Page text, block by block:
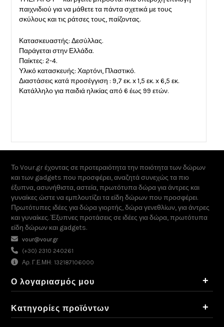
παιχνιδιού για να μάθετε τα πάντα σχετικά με τους
σκύλους και τις ράτσες τους, παίζοντας.
Κατασκευαστής: Δεσύλλας.
Παράγεται στην Ελλάδα.
Παίκτες: 2-4.
Υλικό κατασκευής: Χαρτόνι, Πλαστικό.
Διαστάσεις κατά προσέγγιση : 9,7 εκ. x 1,5 εκ. x 6,5 εκ.
Κατάλληλο για παιδιά ηλικίας από 6 έως 99 ετών.
Το Vour.gr έχοντας σε προτεραιότητα την ποιότητα των δώρων
και των gadgets που προσφέρει, αναζητά συνεχώς τα πιο
έξυπνα, ασυνήθιστα, αστεία, πρωτότυπα δώρα για άντρες και
γυναίκες ώστε να εμπλουτίζει τα είδη δώρων που προσφέρει.
Πρωτότυπες ιδέες για δώρα γιορτής, δώρα γενεθλίων, για άντρες
και γυναίκες. Έξυπνες προτάσεις σε ιδέες για δώρα, πρωτότυπα
είδη δώρων και gadgets.
vour@vour.gr
(+30) 2310 240261
Αρ. Γ.Ε.ΜΗ: 132187106000
Ο λογαριασμός μου +
Κατηγορίες προϊόντων +